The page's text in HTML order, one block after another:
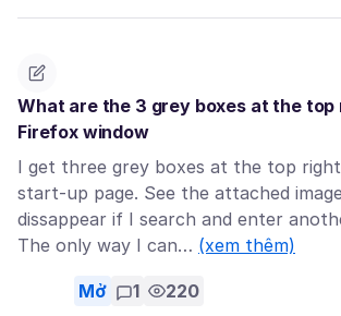
What are the 3 grey boxes at the
Firefox window
I get three grey boxes at the top
start-up page. See the attached
dissappear if I search and enter
The only way I can… (xem thêm)
Mở 1 220